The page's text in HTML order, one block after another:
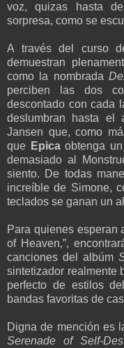
voz, quizas hasta
sorpresa, como se
A través del curso
demuestran
como la nombrada
perciben las dos
descontado con cada
deslumbran hasta el
Jansen que, como
que Epicaobtenga
demasiado al
siento. De todas
increíble de Simone,
teclados se ganan un
Para quienes esperan
of Heaven,”,
canciones del albúm
sintetizador realmente
perfecto de estilos
bandas favoritas de
Digna de mención es
Serenade of Self-